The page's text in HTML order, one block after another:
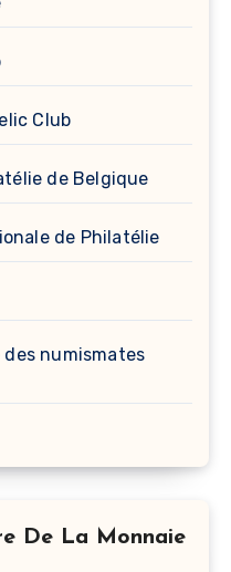
Club
de Belgique
de Philatélie
numismates
De La Monnaie